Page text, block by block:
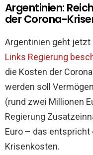
Argentinien:
der Corona-
Argentinien geht jetzt
Links Regierung
die Kosten der
werden soll
(rund zwei Millionen
Regierung
Euro – das
Krisenkosten.